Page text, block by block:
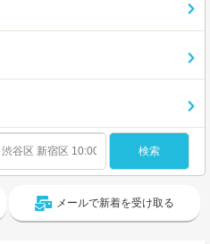
メールで新着を受け取る